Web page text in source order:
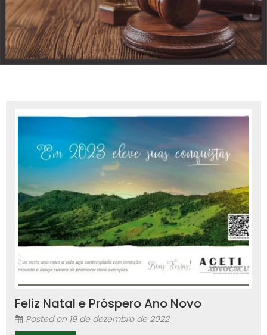
Feliz Natal e Próspero Ano Novo
Posted on 19 de dezembro de 2022